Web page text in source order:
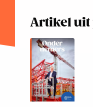
Artikel uit